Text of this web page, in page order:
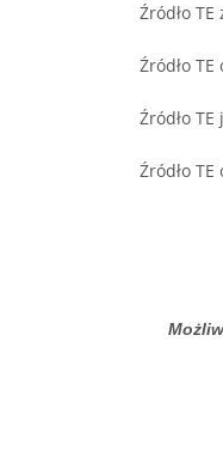
Źródło
Źródło
Źródło
Źródło